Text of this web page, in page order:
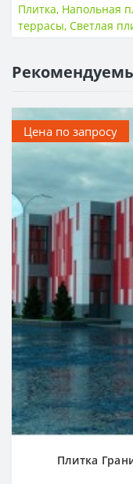
Плитка, Напольная
террасы,Светлая
Цена по запросу
Плитка